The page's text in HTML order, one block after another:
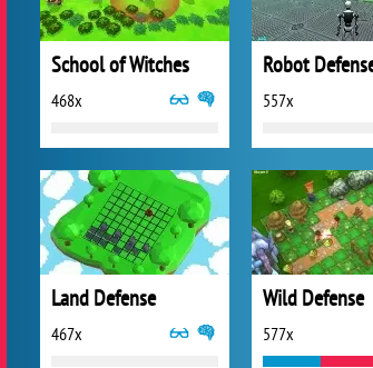
School of Witches
468x
Robot
557x
Land Defense
467x
Wild Defense
577x